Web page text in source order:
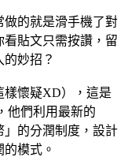
做的就是滑手機了對
貼文只需按讚，留
妙招？
樣懷疑XD），這是
他們利用最新的
」的分潤制度，設計
模式。